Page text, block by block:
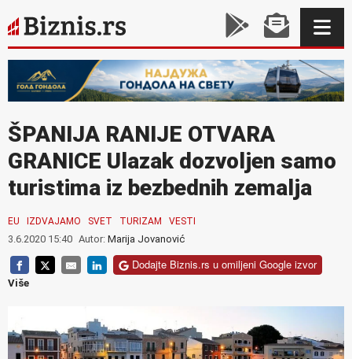
ŠPANIJA RANIJE OTVARA
GRANICE Ulazak dozvoljen samo
turistima iz bezbednih zemalja
EU IZDVAJAMO SVET TURIZAM VESTI
3.6.2020 15:40 Autor: Marija Jovanović
Dodajte Biznis.rs u omiljeni Google izvor
Više